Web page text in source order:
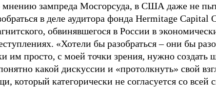
зампреда Мосгорсуда, в США даже не
в деле аудитора фонда Hermitage Capital
обвинявшегося в России в
«Хотели бы разобраться – они бы
им просто, с моей точки зрения, нужно создать
какой дискуссии и «протолкнуть» свой
который категорически не согласуется со всей